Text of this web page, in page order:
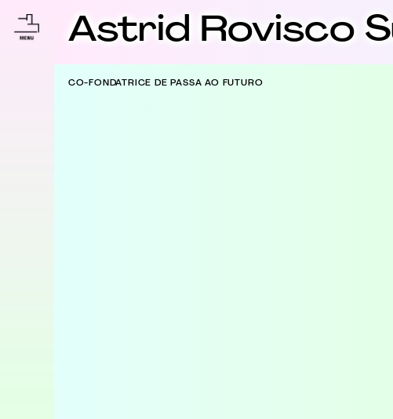
Astrid Rovisco
CO-FONDATRICE DE PASSA AO FUTURO